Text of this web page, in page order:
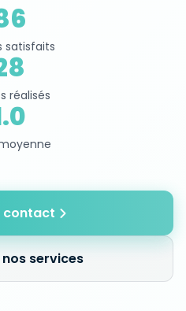
satisfaits
réalisés
contact
services